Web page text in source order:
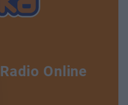
Radio Online